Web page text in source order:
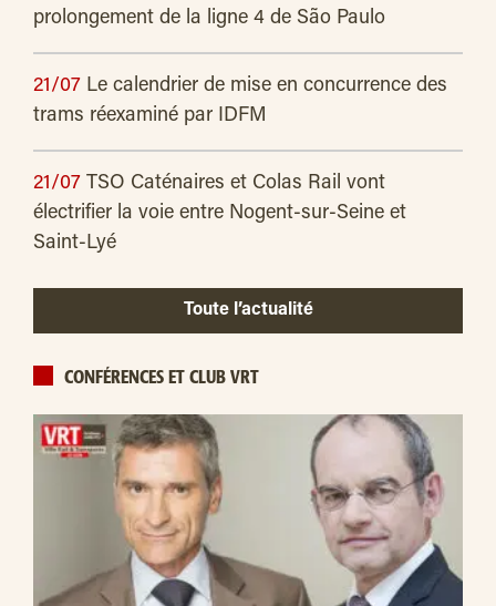
prolongement de la ligne 4 de São Paulo
21/07 Le calendrier de mise en concurrence des
trams réexaminé par IDFM
21/07
TSO Caténaires et Colas Rail vont
électrifier la voie entre Nogent-sur-Seine et
Saint-Lyé
Toute l’actualité
CONFÉRENCES ET CLUB VRT